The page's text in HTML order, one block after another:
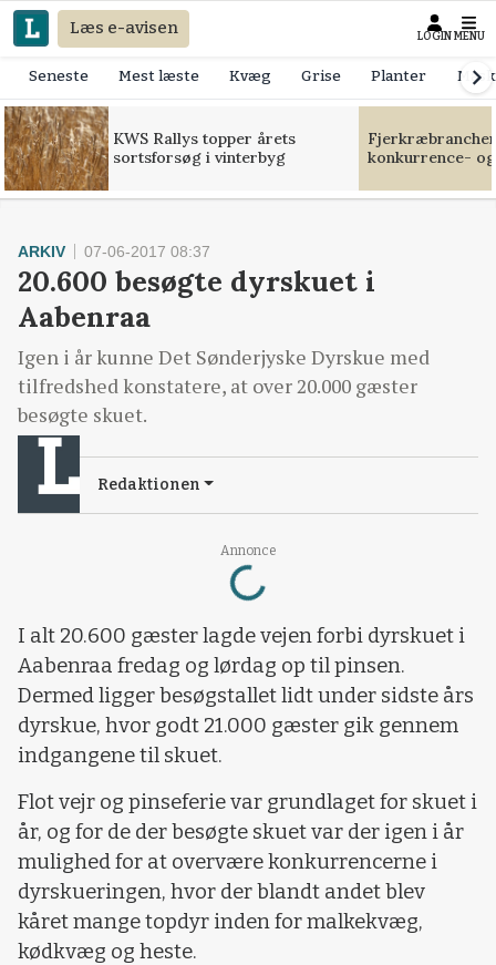
Læs e-avisen LOGIN MENU
Seneste Mest læste Kvæg Grise Planter
KWS Rallys topper årets
sortsforsøg i vinterbyg
konkurrence-
Annonce
Loading...
ARKIV 07-06-2017 08:37
20.600 besøgte dyrskuet i
Aabenraa
Igen i år kunne Det Sønderjyske Dyrskue med
tilfredshed konstatere, at over 20.000 gæster
besøgte skuet.
Redaktionen
I alt 20.600 gæster lagde vejen forbi dyrskuet i
Aabenraa fredag og lørdag op til pinsen.
Dermed ligger besøgstallet lidt under sidste års
dyrskue, hvor godt 21.000 gæster gik gennem
indgangene til skuet.
Flot vejr og pinseferie var grundlaget for skuet i
år, og for de der besøgte skuet var der igen i år
mulighed for at overvære konkurrencerne i
dyrskueringen, hvor der blandt andet blev
kåret mange topdyr inden for malkekvæg,
kødkvæg og heste.